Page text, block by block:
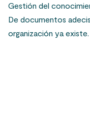
Gestión del
De documentos
organización ya